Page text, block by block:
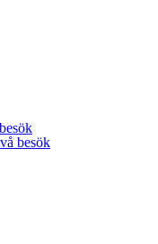
besök